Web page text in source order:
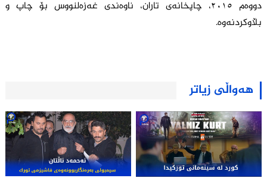
دووەم ٢٠١٥، چاپخانەی تاران، ناوەندی غەزەلنووس بۆ چاپ و
بڵاوکردنەوە.
هەواڵی زیاتر